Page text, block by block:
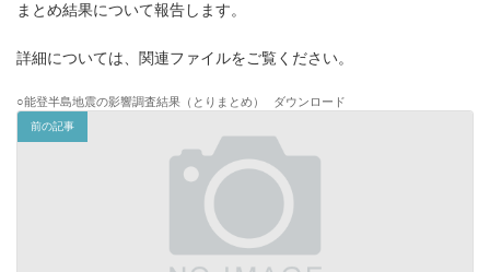
まとめ結果について報告します。
詳細については、関連ファイルをご覧ください。
○能登半島地震の影響調査結果（とりまとめ） ダウンロード
前の記事